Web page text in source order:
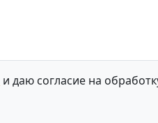
и даю согласие на